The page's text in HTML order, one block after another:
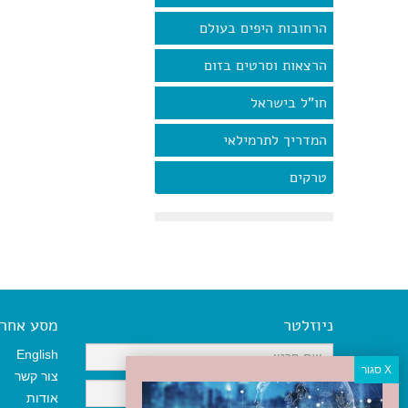
הרחובות היפים בעולם
הרצאות וסרטים בזום
חו"ל בישראל
המדריך לתרמילאי
טרקים
ניוזלטר מסע אחר
English
צור קשר
אודות